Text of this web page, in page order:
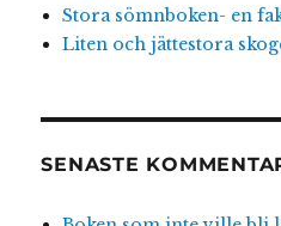
Stora sömnboken- en
Liten och jättestora
SENASTE